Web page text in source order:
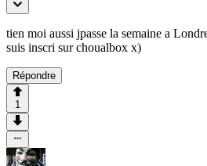
tien moi aussi jpasse la semaine a
suis inscri sur choualbox x)
Répondre
1